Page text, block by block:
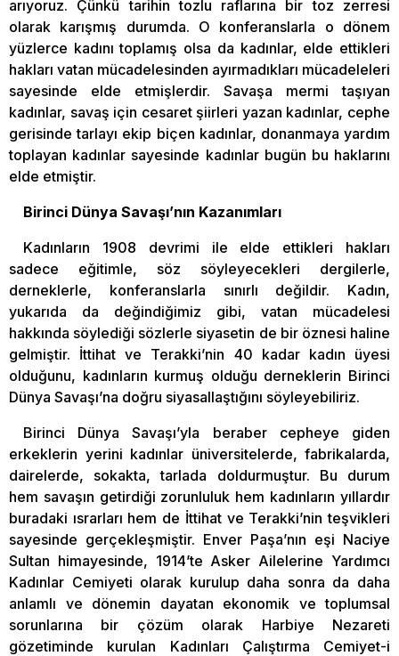
arıyoruz. Çünkü tarihin tozlu raflarına bir toz zerresi
olarak karışmış durumda. O konferanslarla o dönem
yüzlerce kadını toplamış olsa da kadınlar, elde ettikleri
hakları vatan mücadelesinden ayırmadıkları mücadeleleri
sayesinde elde etmişlerdir. Savaşa mermi taşıyan
kadınlar, savaş için cesaret şiirleri yazan kadınlar, cephe
gerisinde tarlayı ekip biçen kadınlar, donanmaya yardım
toplayan kadınlar sayesinde kadınlar bugün bu haklarını
elde etmiştir.
Birinci Dünya Savaşı’nın Kazanımları
Kadınların 1908 devrimi ile elde ettikleri hakları
sadece eğitimle, söz söyleyecekleri dergilerle,
derneklerle, konferanslarla sınırlı değildir. Kadın,
yukarıda da değindiğimiz gibi, vatan mücadelesi
hakkında söylediği sözlerle siyasetin de bir öznesi haline
gelmiştir. İttihat ve Terakki’nin 40 kadar kadın üyesi
olduğunu, kadınların kurmuş olduğu derneklerin Birinci
Dünya Savaşı’na doğru siyasallaştığını söyleyebiliriz.
Birinci Dünya Savaşı’yla beraber cepheye giden
erkeklerin yerini kadınlar üniversitelerde, fabrikalarda,
dairelerde, sokakta, tarlada doldurmuştur. Bu durum
hem savaşın getirdiği zorunluluk hem kadınların yıllardır
buradaki ısrarları hem de İttihat ve Terakki’nin teşvikleri
sayesinde gerçekleşmiştir. Enver Paşa’nın eşi Naciye
Sultan himayesinde, 1914’te Asker Ailelerine Yardımcı
Kadınlar Cemiyeti olarak kurulup daha sonra da daha
anlamlı ve dönemin dayatan ekonomik ve toplumsal
sorunlarına bir çözüm olarak Harbiye Nezareti
gözetiminde kurulan Kadınları Çalıştırma Cemiyet-i